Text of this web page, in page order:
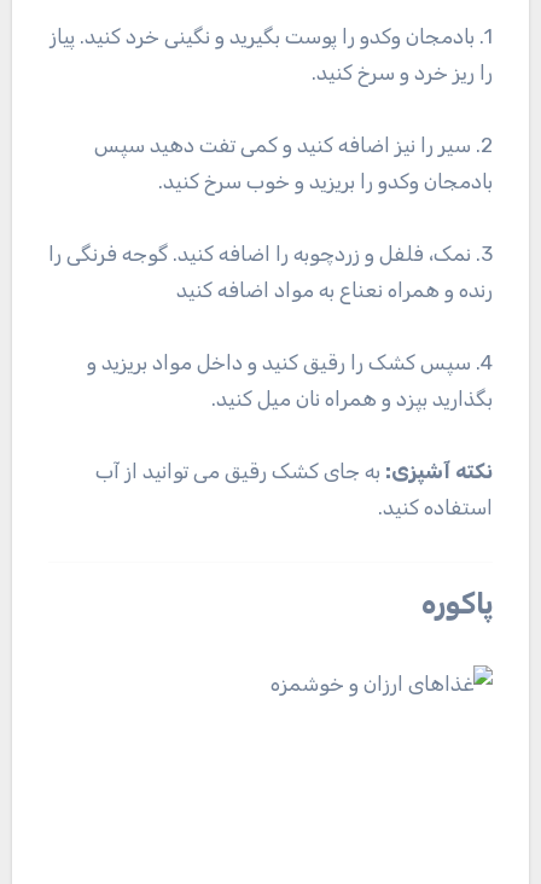
1. بادمجان وکدو را پوست بگیرید و نگینی خرد کنید. پیاز
را ریز خرد و سرخ کنید.
2. سیر را نیز اضافه کنید و کمی تفت دهید سپس
بادمجان وکدو را بریزید و خوب سرخ کنید.
3. نمک، فلفل و زردچوبه را اضافه کنید. گوجه فرنگی را
رنده و همراه نعناع به مواد اضافه کنید
4. سپس کشک را رقیق کنید و داخل مواد بریزید و
بگذارید بپزد و همراه نان میل کنید.
نکته آشپزی: به جای کشک رقیق می توانید از آب
استفاده کنید.
پاکوره